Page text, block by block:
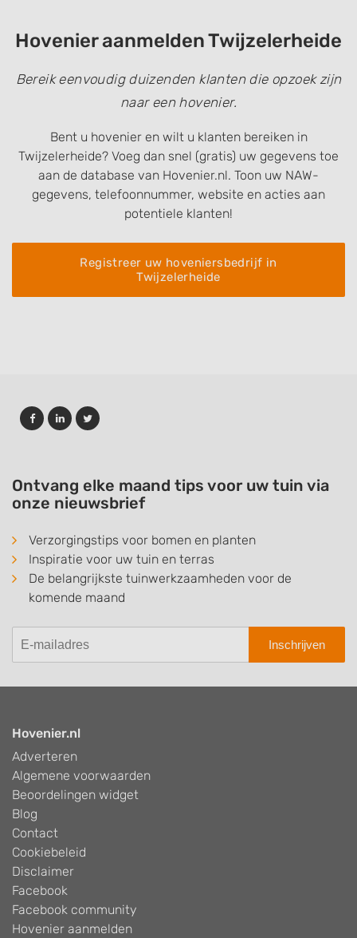
Hovenier aanmelden Twijzelerheide
Bereik eenvoudig duizenden klanten die opzoek zijn
naar een hovenier.
Bent u hovenier en wilt u klanten bereiken in
Twijzelerheide? Voeg dan snel (gratis) uw gegevens toe
aan de database van Hovenier.nl. Toon uw NAW-
gegevens, telefoonnummer, website en acties aan
potentiele klanten!
Registreer uw hoveniersbedrijf in
Twijzelerheide
Ontvang elke maand tips voor uw tuin via
onze nieuwsbrief
Verzorgingstips voor bomen en planten
Inspiratie voor uw tuin en terras
De belangrijkste tuinwerkzaamheden voor de
komende maand
Inschrijven
Hovenier.nl
Adverteren
Algemene voorwaarden
Beoordelingen widget
Blog
Contact
Cookiebeleid
Disclaimer
Facebook
Facebook community
Hovenier aanmelden